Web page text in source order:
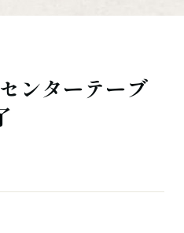
ンターテーブ
ョン
せ ブログ